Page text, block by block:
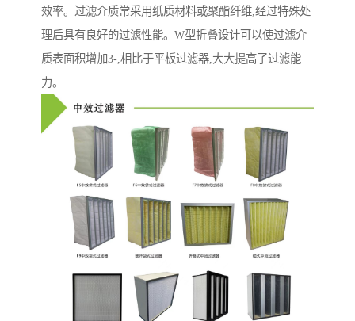
效率。过滤介质常采用纸质材料或聚酯纤维,经过特殊处
理后具有良好的过滤性能。W型折叠设计可以使过滤介
质表面积增加3-,相比于平板过滤器,大大提高了过滤能
力。